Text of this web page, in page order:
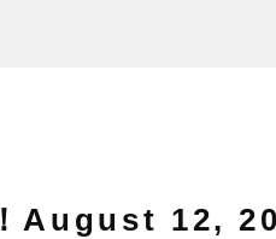
August 12,